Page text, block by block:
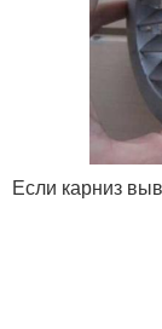
Если карниз